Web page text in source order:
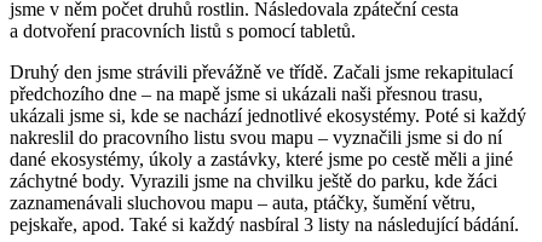
jsme v něm počet druhů rostlin. Následovala zpáteční cesta
a dotvoření pracovních listů s pomocí tabletů.
Druhý den jsme strávili převážně ve třídě. Začali jsme rekapitulací
předchozího dne – na mapě jsme si ukázali naši přesnou trasu,
ukázali jsme si, kde se nachází jednotlivé ekosystémy. Poté si každý
nakreslil do pracovního listu svou mapu – vyznačili jsme si do ní
dané ekosystémy, úkoly a zastávky, které jsme po cestě měli a jiné
záchytné body. Vyrazili jsme na chvilku ještě do parku, kde žáci
zaznamenávali sluchovou mapu – auta, ptáčky, šumění větru,
pejskaře, apod. Také si každý nasbíral 3 listy na následující bádání.